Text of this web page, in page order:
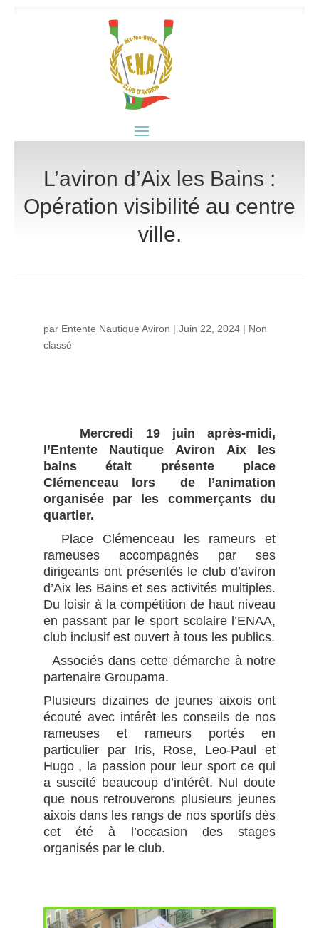
L’aviron d’Aix les Bains :
Opération visibilité au centre
ville.
par Entente Nautique Aviron | Juin 22, 2024| Non
classé
Mercredi 19 juin après-midi,
l’Entente Nautique Aviron Aix les
bains était présente place
Clémenceau lors de l’animation
organisée par les commerçants du
quartier.
Place Clémenceau les rameurs et
rameuses accompagnés par ses
dirigeants ont présentés le club d’aviron
d’Aix les Bains et ses activités multiples.
Du loisir à la compétition de haut niveau
en passant par le sport scolaire l’ENAA,
club inclusif est ouvert à tous les publics.
Associés dans cette démarche à notre
partenaire Groupama.
Plusieurs dizaines de jeunes aixois ont
écouté avec intérêt les conseils de nos
rameuses et rameurs portés en
particulier par Iris, Rose, Leo-Paul et
Hugo , la passion pour leur sport ce qui
a suscité beaucoup d’intérêt. Nul doute
que nous retrouverons plusieurs jeunes
aixois dans les rangs de nos sportifs dès
cet été à l’occasion des stages
organisés par le club.